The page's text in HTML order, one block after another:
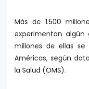
Más de 1.500
experimentan algún
millones de ellas
Américas, según
la Salud (OMS).